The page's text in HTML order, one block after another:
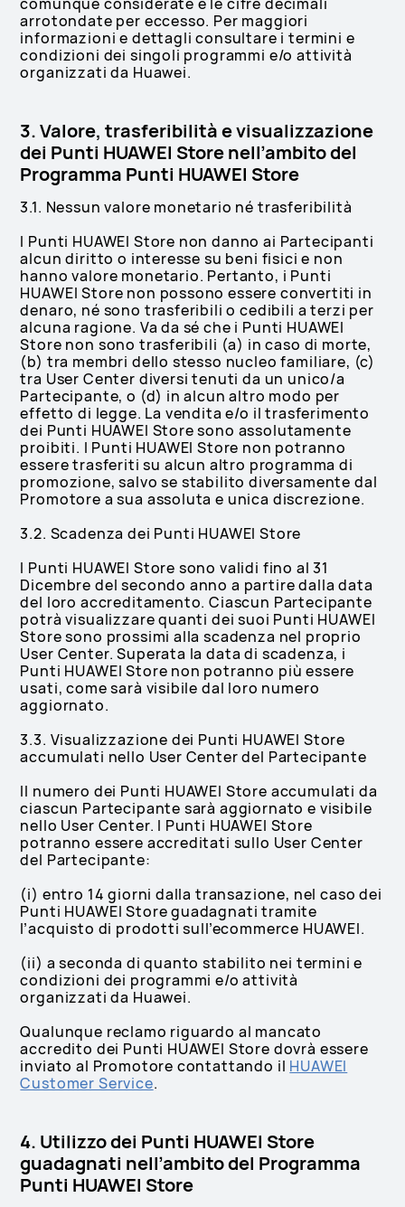
arrotondate per eccesso. Per maggiori
informazioni e dettagli consultare i termini e
condizioni dei singoli programmi e/o attività
organizzati da Huawei.
3. Valore, trasferibilità e visualizzazione
dei Punti HUAWEI Store nell’ambito del
Programma Punti HUAWEI Store
3.1. Nessun valore monetario né trasferibilità
I Punti HUAWEI Store non danno ai Partecipanti
alcun diritto o interesse su beni fisici e non
hanno valore monetario. Pertanto, i Punti
HUAWEI Store non possono essere convertiti in
denaro, né sono trasferibili o cedibili a terzi per
alcuna ragione. Va da sé che i Punti HUAWEI
Store non sono trasferibili (a) in caso di morte,
(b) tra membri dello stesso nucleo familiare, (c)
tra User Center diversi tenuti da un unico/a
Partecipante, o (d) in alcun altro modo per
effetto di legge. La vendita e/o il trasferimento
dei Punti HUAWEI Store sono assolutamente
proibiti. I Punti HUAWEI Store non potranno
essere trasferiti su alcun altro programma di
promozione, salvo se stabilito diversamente dal
Promotore a sua assoluta e unica discrezione.
3.2. Scadenza dei Punti HUAWEI Store
I Punti HUAWEI Store sono validi fino al 31
Dicembre del secondo anno a partire dalla data
del loro accreditamento. Ciascun Partecipante
potrà visualizzare quanti dei suoi Punti HUAWEI
Store sono prossimi alla scadenza nel proprio
User Center. Superata la data di scadenza, i
Punti HUAWEI Store non potranno più essere
usati, come sarà visibile dal loro numero
aggiornato.
3.3. Visualizzazione dei Punti HUAWEI Store
accumulati nello User Center del Partecipante
Il numero dei Punti HUAWEI Store accumulati da
ciascun Partecipante sarà aggiornato e visibile
nello User Center. I Punti HUAWEI Store
potranno essere accreditati sullo User Center
del Partecipante:
(i) entro 14 giorni dalla transazione, nel caso dei
Punti HUAWEI Store guadagnati tramite
l’acquisto di prodotti sull’ecommerce HUAWEI.
(ii) a seconda di quanto stabilito nei termini e
condizioni dei programmi e/o attività
organizzati da Huawei.
Qualunque reclamo riguardo al mancato
accredito dei Punti HUAWEI Store dovrà essere
inviato al Promotore contattando il HUAWEI
Customer Service.
4. Utilizzo dei Punti HUAWEI Store
guadagnati nell’ambito del Programma
Punti HUAWEI Store